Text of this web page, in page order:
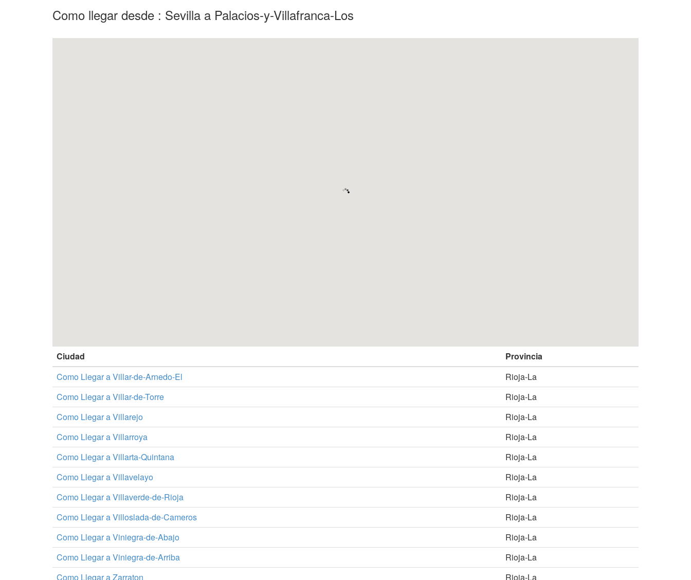
Como llegar desde : Sevilla a Palacios-y-Villafranca-Los
Ciudad
Provincia
Como Llegar a Villar-de-Arnedo-El
Rioja-La
Como Llegar a Villar-de-Torre
Rioja-La
Como Llegar a Villarejo
Rioja-La
Como Llegar a Villarroya
Rioja-La
Como Llegar a Villarta-Quintana
Rioja-La
Como Llegar a Villavelayo
Rioja-La
Como Llegar a Villaverde-de-Rioja
Rioja-La
Como Llegar a Villoslada-de-Cameros
Rioja-La
Como Llegar a Viniegra-de-Abajo
Rioja-La
Como Llegar a Viniegra-de-Arriba
Rioja-La
Como Llegar a Zarraton
Rioja-La